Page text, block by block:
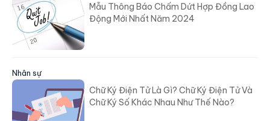
Mẫu Thông Báo Chấm Dứt Hợp Đồng Lao
Động Mới Nhất Năm 2024
Nhân sự
Chữ Ký Điện Tử Là Gì? Chữ Ký Điện Tử Và
Chữ Ký Số Khác Nhau Như Thế Nào?